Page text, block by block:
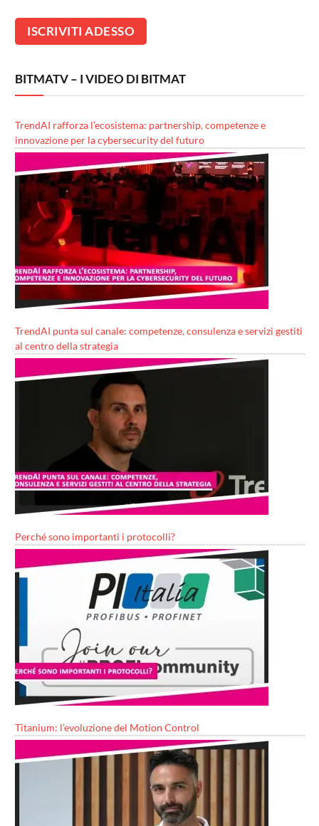
BITMATV – I VIDEO DI BITMAT
TrendAI rafforza l’ecosistema: partnership, competenze e
innovazione per la cybersecurity del futuro
TrendAI punta sul canale: competenze, consulenza e servizi gestiti
al centro della strategia
Perché sono importanti i protocolli?
Titanium: l’evoluzione del Motion Control